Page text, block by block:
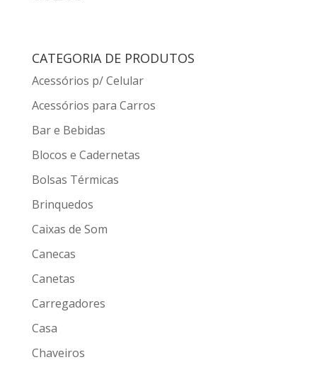
CATEGORIA DE PRODUTOS
Acessórios p/ Celular
Acessórios para Carros
Bar e Bebidas
Blocos e Cadernetas
Bolsas Térmicas
Brinquedos
Caixas de Som
Canecas
Canetas
Carregadores
Casa
Chaveiros